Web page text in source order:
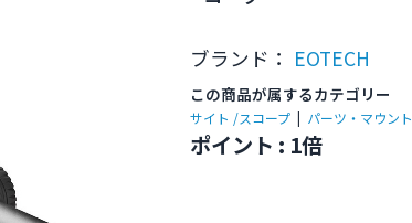
ブランド： EOTECH
この商品が属するカテゴリー
サイト /スコープ パーツ・マウント
ポイント : 1倍